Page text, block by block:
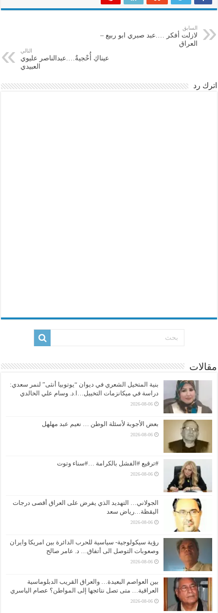
السابق
لازلت أفكر ….عبد صبري ابو ربيع –
العراق
التالي
عيناكِ أُحْجيةٌ….عبدالناصر عليوي
العبيدي
اترك رد
مقالات
بنية المتخيل الشعري في ديوان “يوتوبيا أنثى” لنمر سعدي:
دراسة في ميكانزمات التخييل…ا.د. وسام علي الخالدي
2026-08-06
بعض الأجوبة لأسئلة الوطن … نعيم عبد مهلهل
2026-08-06
#ترقيع #الفشل بالكرامة …#سناء وتوت
2026-08-06
الجولاني… التهديد الذي يفرض على العراق أقصى درجات
اليقظة…رياض سعد
2026-08-06
رؤية سيكولوجية- سياسية للحرب الدائرة بين امريكا وايران
وصعوبات التوصل الى أتفاق… د. عامر صالح
2026-08-06
بين العواصم البعيدة… والعراق القريب الدبلوماسية
العراقية… متى تصل نتائجها إلى المواطن؟ عصام الياسري
2026-08-06